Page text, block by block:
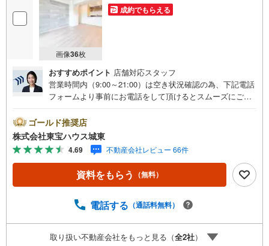
画像36枚
成約でもらえる
おすすめポイント 店舗対応スタッフ
営業時間内（9:00～21:00）は空き状況確認の為、下記電話
フォームより事前にお電話をして頂けるとスムーズにご案
カレンダーの作成▽ご購入後もお客様の人生のパートナー
として暮らしの「安心」を守り続けます。【Yahoo！ 不動
産キャンペーン対象店舗】当店で物件を成約するとPayPay
ボーナスライトがもらえる「Yahoo！ 不動産 物件ご成約キ
ャンペーン」の対象になります。「資料をもらう」「見学
予約をする」ボタンからお問い合わせください。※必ずYah
スライトは出金と譲渡はできません。ご案内・詳細な資料
時受け付けております！■頭金0円からのご購入可能です■
（諸費用もOK）お気軽にお問い合わせください。
ゴールド推奨店
株式会社東宝ハウス城東
4.69 不動産会社レビュー 66件
資料をもらう （無料）
電話する （通話料無料）
取り扱い不動産会社をもっと見る（全2社）